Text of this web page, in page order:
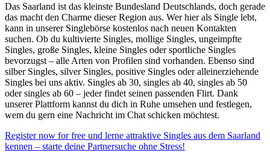
Das Saarland ist das kleinste Bundesland Deutschlands, doch gerade
das macht den Charme dieser Region aus. Wer hier als Single lebt,
kann in unserer Singlebörse kostenlos nach neuen Kontakten
suchen. Ob du kultivierte Singles, mollige Singles, ungeimpfte
Singles, große Singles, kleine Singles oder sportliche Singles
bevorzugst – alle Arten von Profilen sind vorhanden. Ebenso sind
silber Singles, silver Singles, positive Singles oder alleinerziehende
Singles bei uns aktiv. Singles ab 30, singles ab 40, singles ab 50
oder singles ab 60 – jeder findet seinen passenden Flirt. Dank
unserer Plattform kannst du dich in Ruhe umsehen und festlegen,
wem du gern eine Nachricht im Chat schicken möchtest.
Register now for free und lerne attraktive Singles aus dem Saarland
kennen – starte deine Partnersuche ohne Stress!